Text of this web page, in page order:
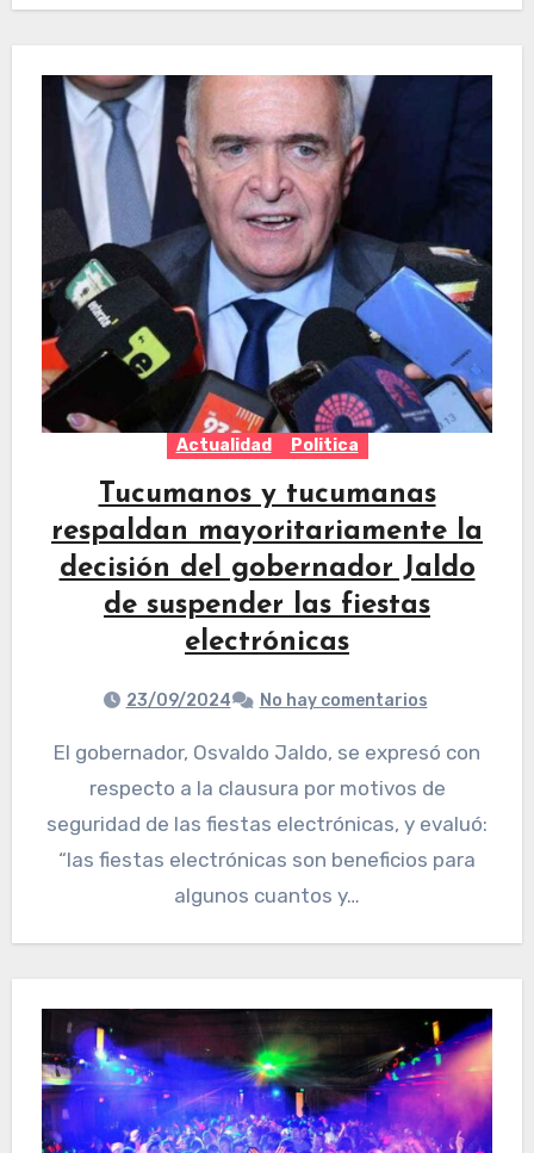
Actualidad Politica
Tucumanos y tucumanas
respaldan mayoritariamente la
decisión del gobernador Jaldo
de suspender las fiestas
electrónicas
23/09/2024 No hay comentarios
El gobernador, Osvaldo Jaldo, se expresó con
respecto a la clausura por motivos de
seguridad de las fiestas electrónicas, y evaluó:
“las fiestas electrónicas son beneficios para
algunos cuantos y…